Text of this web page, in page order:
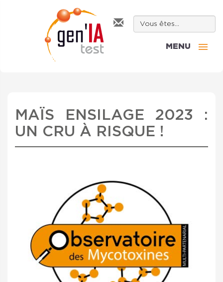
MENU
MAÏS ENSILAGE 2023 :
UN CRU À RISQUE !